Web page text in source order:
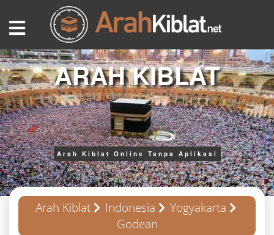
ARAH KIBLAT
Arah Kiblat Online Tanpa Aplikasi
Arah Kiblat Indonesia
Yogyakarta
Godean